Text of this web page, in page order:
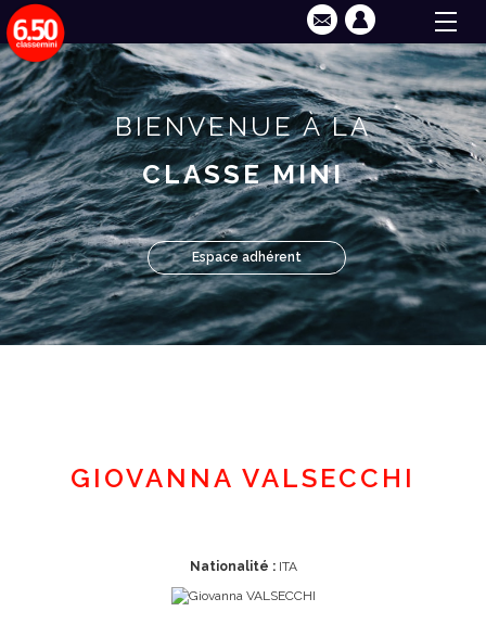
BIENVENUE À LA
CLASSE MINI
Espace adhérent
GIOVANNA VALSECCHI
Nationalité :ITA